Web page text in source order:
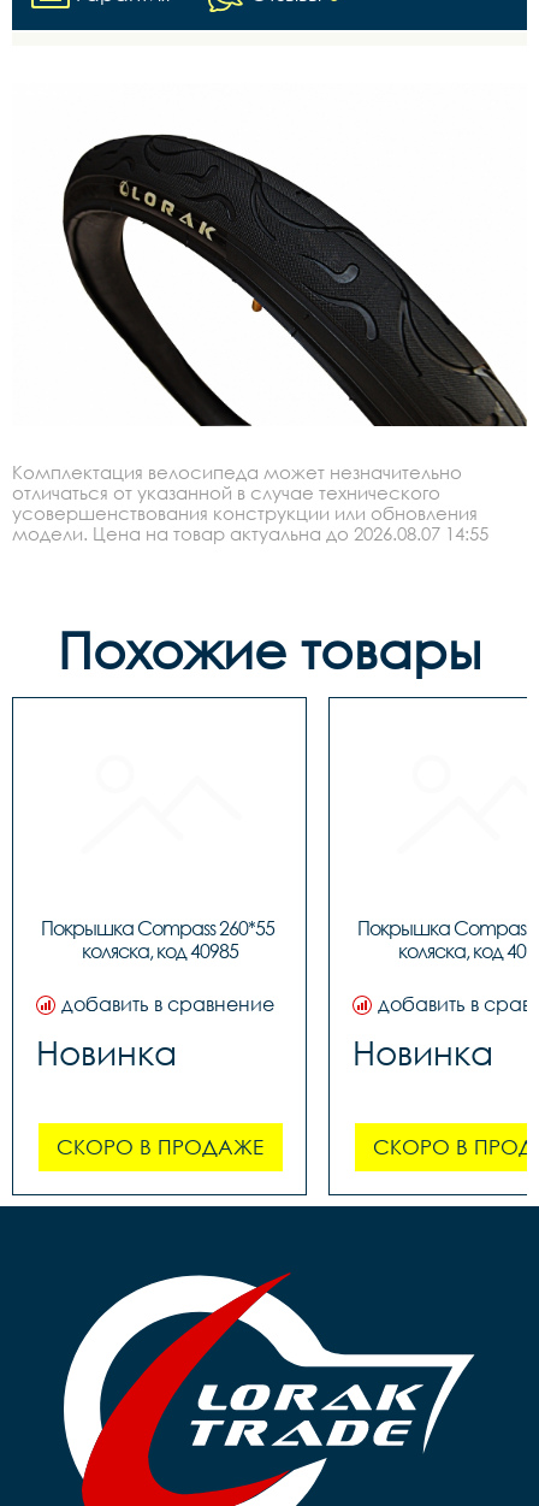
Комплектация велосипеда может незначительно
отличаться от указанной в случае технического
усовершенствования конструкции или обновления
модели. Цена на товар актуальна до 2026.08.07 14:55
Похожие товары
Покрышка Compass 260*55
коляска, код 40985
добавить в сравнение
Новинка
СКОРО В ПРОДАЖЕ
Покрышка Compass
коляска, код
добавить в
Новинка
СКОРО В